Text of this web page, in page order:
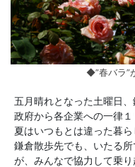
◆”春バラ”
五月晴れとなった土曜日、
政府から各企業への一律
夏はいつもとは違った暮ら
鎌倉散歩先でも、いたる
が、みんなで協力して乗り